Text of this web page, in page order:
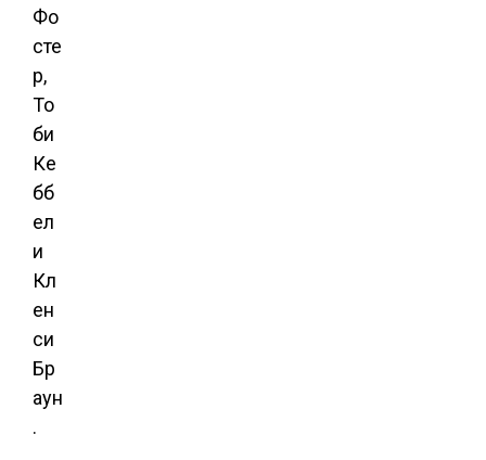
Фо
сте
р,
То
би
Ке
бб
ел
и
Кл
ен
си
Бр
аун
.